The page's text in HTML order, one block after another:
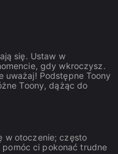
się. Ustaw w
gdy wkroczysz.
uważaj! Podstępne Toony
Toony, dążąc do
w otoczenie; często
ci pokonać trudne